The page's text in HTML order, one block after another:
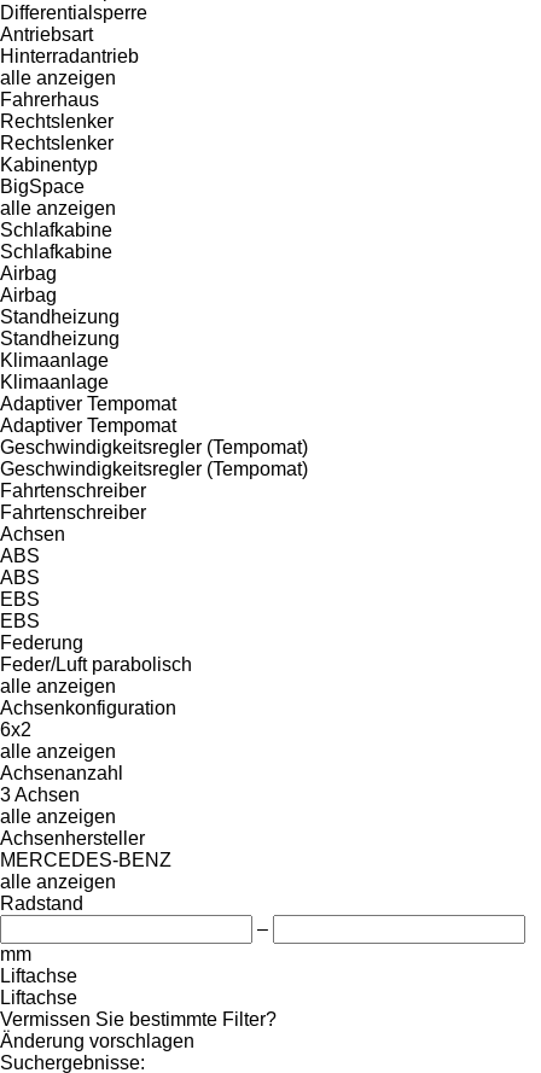
Differentialsperre
Antriebsart
Hinterradantrieb
alle anzeigen
Fahrerhaus
Rechtslenker
Rechtslenker
Kabinentyp
BigSpace
alle anzeigen
Schlafkabine
Schlafkabine
Airbag
Airbag
Standheizung
Standheizung
Klimaanlage
Klimaanlage
Adaptiver Tempomat
Adaptiver Tempomat
Geschwindigkeitsregler (Tempomat)
Geschwindigkeitsregler (Tempomat)
Fahrtenschreiber
Fahrtenschreiber
Achsen
ABS
ABS
EBS
EBS
Federung
Feder/Luft parabolisch
alle anzeigen
Achsenkonfiguration
6x2
alle anzeigen
Achsenanzahl
3 Achsen
alle anzeigen
Achsenhersteller
MERCEDES-BENZ
alle anzeigen
Radstand
–
mm
Liftachse
Liftachse
Vermissen Sie bestimmte Filter?
Änderung vorschlagen
Suchergebnisse: